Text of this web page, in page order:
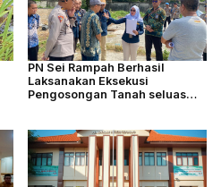
PN Sei Rampah Berhasil
Laksanakan Eksekusi
Pengosongan Tanah seluas